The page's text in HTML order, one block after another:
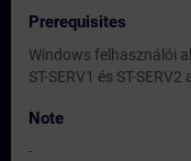
Prerequisites
Windows felhasználói
ST-SERV1 és ST-
Note
-